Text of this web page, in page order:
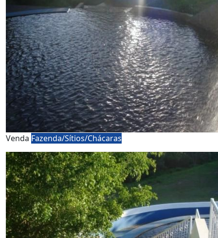
Venda Fazenda/Sítios/Chácaras